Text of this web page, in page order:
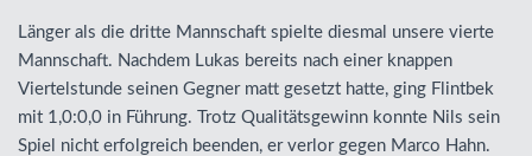
Länger als die dritte Mannschaft spielte diesmal unsere vierte
Mannschaft. Nachdem Lukas bereits nach einer knappen
Viertelstunde seinen Gegner matt gesetzt hatte, ging Flintbek
mit 1,0:0,0 in Führung. Trotz Qualitätsgewinn konnte Nils sein
Spiel nicht erfolgreich beenden, er verlor gegen Marco Hahn.